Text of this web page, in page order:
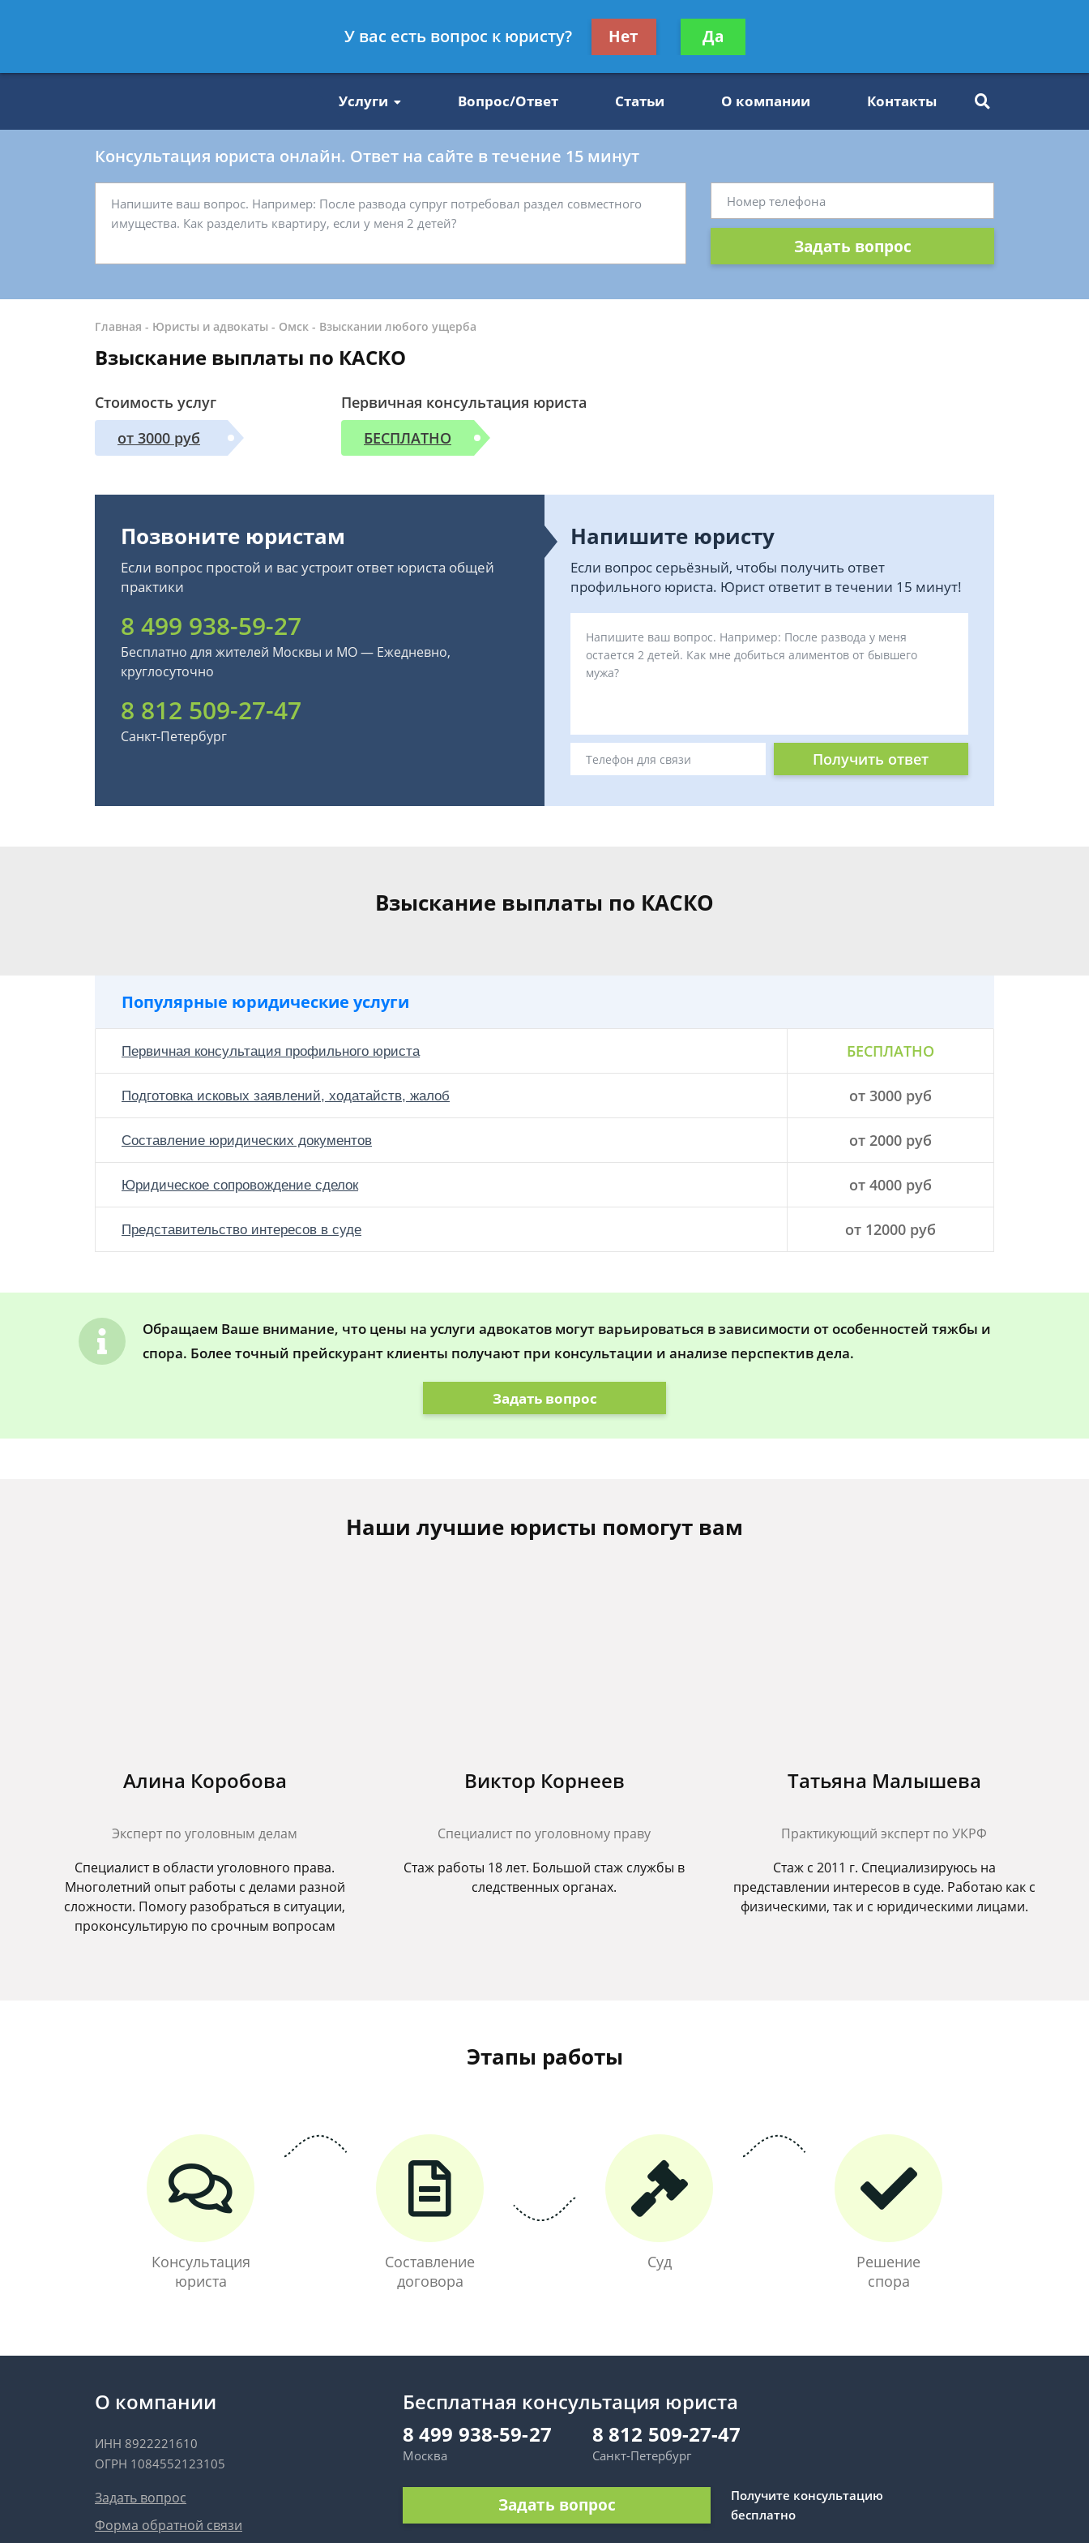
8 812 509-27-47
Получите консультацию
бесплатно
Услуги Вопрос/Ответ Статьи О компании Контакты
Консультация юриста онлайн. Ответ на сайте в течение 15 минут
Задать вопрос
Главная - Юристы и адвокаты - Омск - Взыскании любого ущерба
Взыскание выплаты по КАСКО
Стоимость услуг
от 3000 руб
Первичная консультация юриста
БЕСПЛАТНО
Позвоните юристам
Если вопрос простой и вас устроит ответ юриста общей
практики
8 499 938-59-27
Бесплатно для жителей Москвы и МО — Ежедневно,
круглосуточно
8 812 509-27-47
Санкт-Петербург
Напишите юристу
Если вопрос серьёзный, чтобы получить ответ
профильного юриста. Юрист ответит в течении 15 минут!
Получить ответ
Взыскание выплаты по КАСКО
Популярные юридические услуги
Первичная консультация профильного юриста БЕСПЛАТНО
Подготовка исковых заявлений, ходатайств, жалоб от 3000 руб
Составление юридических документов от 2000 руб
Юридическое сопровождение сделок от 4000 руб
Представительство интересов в суде от 12000 руб
Обращаем Ваше внимание, что цены на услуги адвокатов могут варьироваться в зависимости от особенностей тяжбы и
спора. Более точный прейскурант клиенты получают при консультации и анализе перспектив дела.
Задать вопрос
Наши лучшие юристы помогут вам
Алина Коробова
Эксперт по уголовным делам
Специалист в области уголовного права.
Многолетний опыт работы с делами разной
сложности. Помогу разобраться в ситуации,
проконсультирую по срочным вопросам
Виктор Корнеев
Cпециалист по уголовному праву
Стаж работы 18 лет. Большой стаж службы в
следственных органах.
Татьяна Малышева
Практикующий эксперт по УКРФ
Стаж с 2011 г. Специализируюсь на
представлении интересов в суде. Работаю как с
физическими, так и с юридическими лицами.
Этапы работы
Консультация
юриста
Составление
договора
Суд
Решение
спора
О компании
ИНН 8922221610
ОГРН 1084552123105
Задать вопрос
Форма обратной связи
Бесплатная консультация юриста
8 499 938-59-27
Москва
8 812 509-27-47
Санкт-Петербург
Задать вопрос
Получите консультацию
бесплатно
У вас есть вопрос к юристу? Нет Да